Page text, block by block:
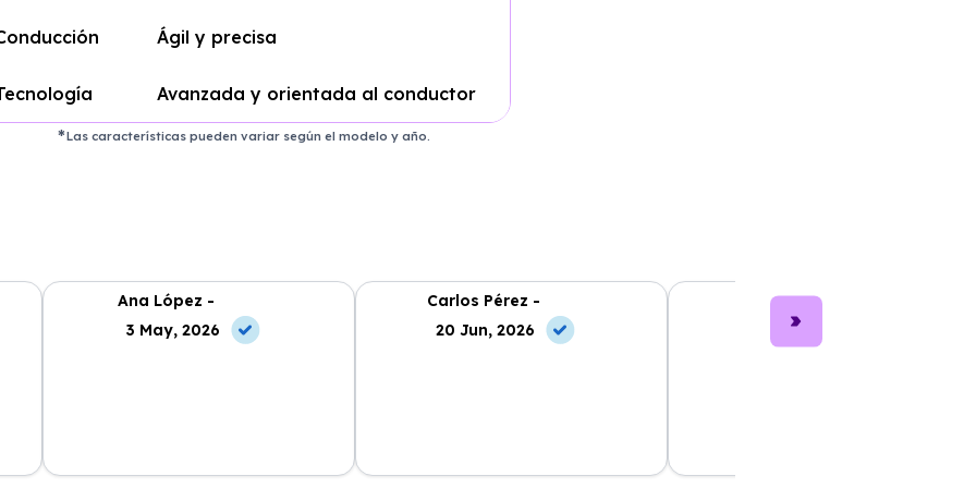
Ágil y precisa
Avanzada y orientada al conductor
Las características pueden variar según el modelo y año.
Ana López -
3 May, 2026
Carlos Pérez -
20 Jun, 2026
Lucía García -
10 May, 2026